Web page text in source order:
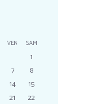
VEN SAM
1
7
8
14
15
21
22